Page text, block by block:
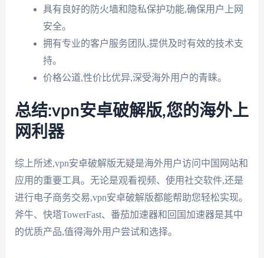
具有良好的防火墙和隐私保护功能,确保用户上网
安全。
拥有专业的客户服务团队,提供及时有效的技术支
持。
价格公道,性价比优异,深受海外用户的青睐。
总结:vpn安卓破解版,您的海外上
网利器
综上所述,vpn安卓破解版无疑是海外用户访问中国网站和
应用的重要工具。无论是观看视频、使用社交软件,还是
进行电子商务交易,vpn安卓破解版都能帮助您轻松实现。
斧牛、快塔TowerFast、番茄加速器和回国加速器是其中
的优质产品,值得海外用户尝试和选择。